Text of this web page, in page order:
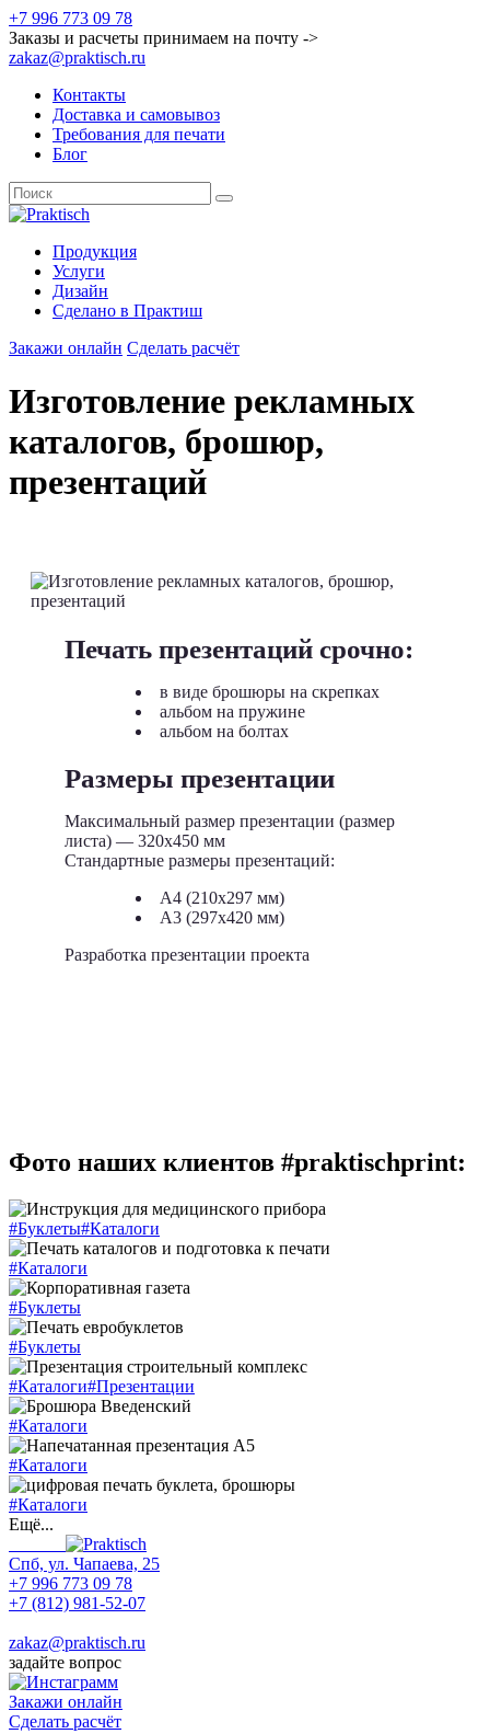
+7 996 773 09 78
Заказы и расчеты принимаем на почту ->
zakaz@praktisch.ru
Контакты
Доставка и самовывоз
Требования для печати
Блог
Продукция
Услуги
Дизайн
Cделано в Практиш
Закажи онлайн Сделать расчёт
Изготовление рекламных
каталогов, брошюр,
презентаций
Печать презентаций срочно:
в виде брошюры на скрепках
альбом на пружине
альбом на болтах
Размеры презентации
Максимальный размер презентации (размер
листа) — 320х450 мм
Стандартные размеры презентаций:
А4 (210х297 мм)
А3 (297х420 мм)
Разработка презентации проекта
Фото наших клиентов #praktischprint:
#Буклеты#Каталоги
#Каталоги
#Буклеты
#Буклеты
#Каталоги#Презентации
#Каталоги
#Каталоги
#Каталоги
Ещё...
Спб, ул. Чапаева, 25
+7 996 773 09 78
+7 (812) 981-52-07
zakaz@praktisch.ru
задайте вопрос
Закажи онлайн
Cделать расчёт